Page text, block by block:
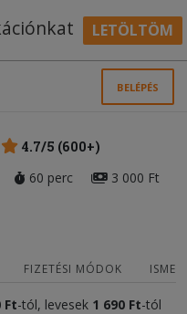
LETÖLTÖM
BELÉPÉS
4.7/5 (600+)
60 perc 3 000 Ft
FIZETÉSI MÓDOK
Ft-tól, levesek 1 690 Ft-tól